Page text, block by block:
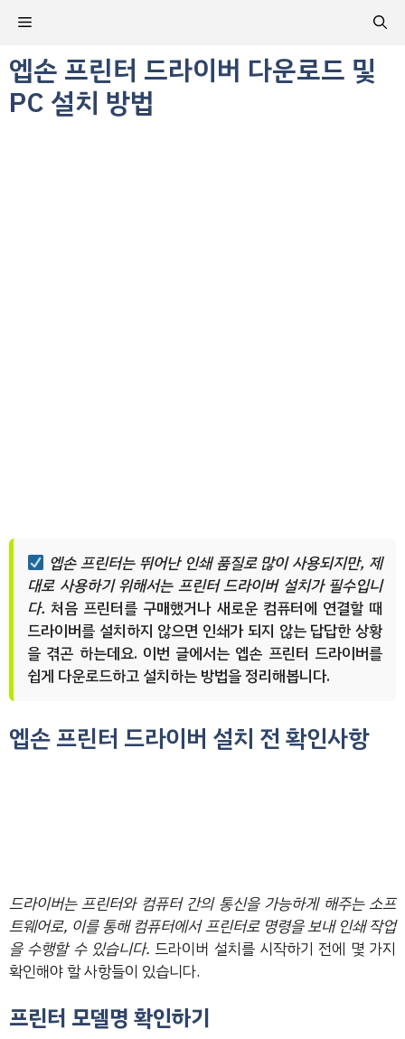
츠
로
건
메
뉴
엡손 프린터 드라이버 다운로드 및
PC 설치 방법
엡손 프린터는 뛰어난 인쇄 품질로 많이 사용되지만, 제
대로 사용하기 위해서는 프린터 드라이버 설치가 필수입니
다. 처음 프린터를 구매했거나 새로운 컴퓨터에 연결할 때
드라이버를 설치하지 않으면 인쇄가 되지 않는 답답한 상황
을 겪곤 하는데요. 이번 글에서는 엡손 프린터 드라이버를
쉽게 다운로드하고 설치하는 방법을 정리해봅니다.
엡손 프린터 드라이버 설치 전 확인사항
드라이버는 프린터와 컴퓨터 간의 통신을 가능하게 해주는 소프
트웨어로, 이를 통해 컴퓨터에서 프린터로 명령을 보내 인쇄 작업
을 수행할 수 있습니다. 드라이버 설치를 시작하기 전에 몇 가지
확인해야 할 사항들이 있습니다.
프린터 모델명 확인하기